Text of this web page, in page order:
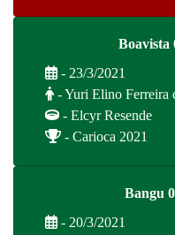
Boavista
- 23/3/2021
- Yuri Elino Ferreira
- Elcyr Resende
- Carioca 2021
Bangu
- 20/3/2021